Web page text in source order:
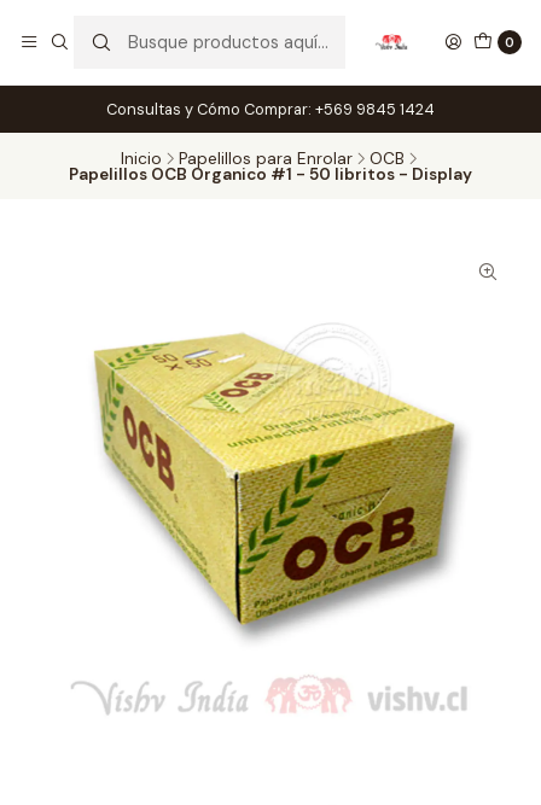
0
Consultas y Cómo Comprar: +569 9845 1424
Inicio Papelillos para Enrolar OCB
Papelillos OCB Organico #1 - 50 libritos - Display